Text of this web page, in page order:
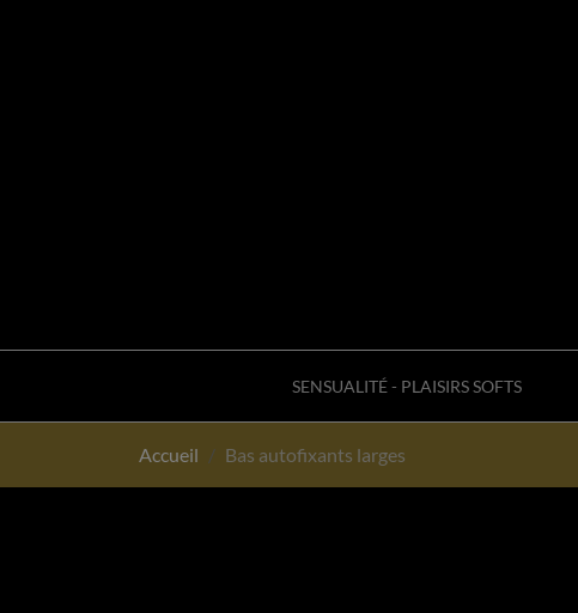
SENSUALITÉ - PLAISIRS SOFTS
Accueil Bas autofixants larges